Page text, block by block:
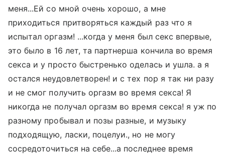
меня...Ей со мной очень хорошо, а мне
приходиться притворяться каждый раз что я
испытал оргазм! ...когда у меня был секс впервые,
это было в 16 лет, та партнерша кончила во время
секса и у просто быстренько оделась и ушла. а я
остался неудовлетворен! и с тех пор я так ни разу
и не смог получить оргазм во время секса! Я
никогда не получал оргазм во время секса! я уж по
разному пробывал и позы разные, и музыку
подходящую, ласки, поцелуи., но не могу
сосредоточиться на себе...а последнее время